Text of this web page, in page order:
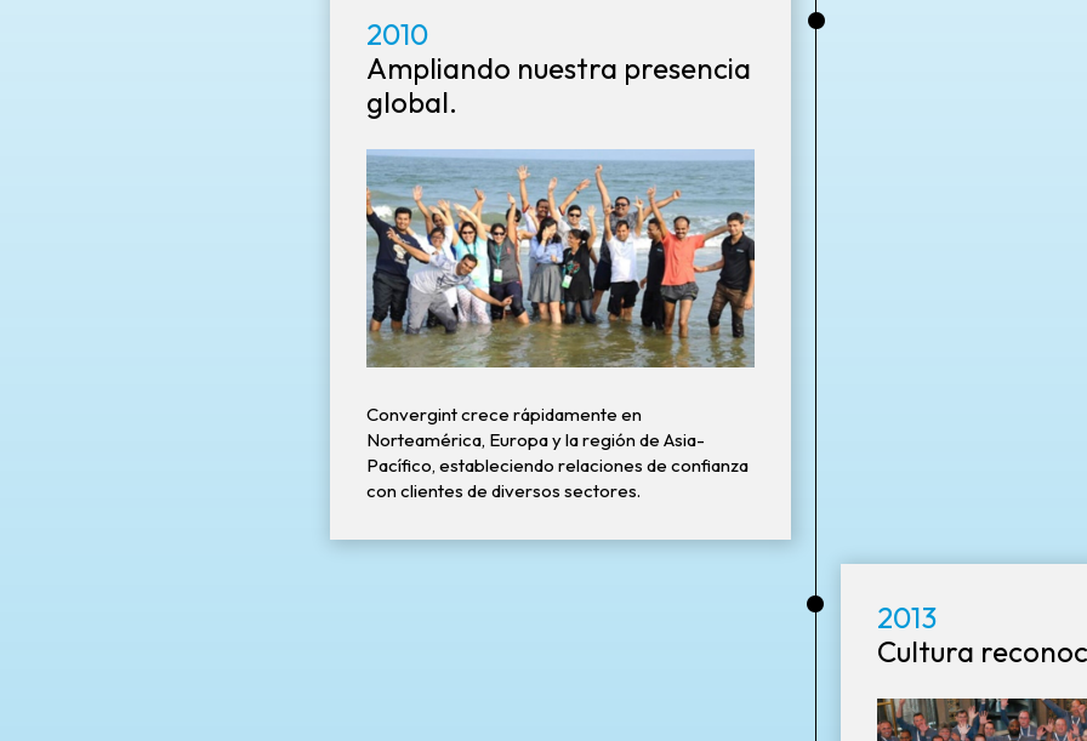
2010
Ampliando nuestra presencia
global.
Convergint crece rápidamente en
Norteamérica, Europa y la región de Asia-
Pacífico, estableciendo relaciones de confianza
con clientes de diversos sectores.
•
•
2013
Cultura